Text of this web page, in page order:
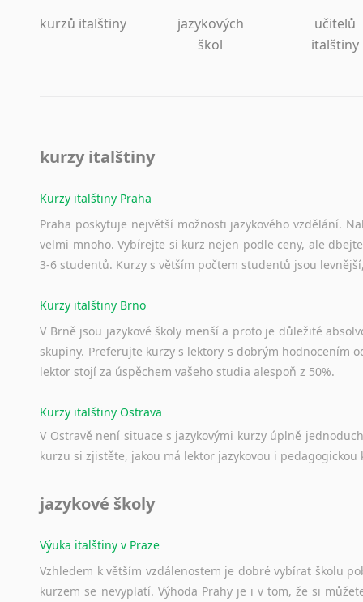
kurzů italštiny
jazykových
škol
učitelů
italštiny
kurzy italštiny
Kurzy italštiny Praha
Praha poskytuje největší možnosti jazykového vzdělání.
velmi mnoho. Vybírejte si kurz nejen podle ceny, ale
3-6 studentů. Kurzy s větším počtem studentů jsou
Kurzy italštiny Brno
V Brně jsou jazykové školy menší a proto je důležité
skupiny. Preferujte kurzy s lektory s dobrým hodnocením
lektor stojí za úspěchem vašeho studia alespoň z 50%.
Kurzy italštiny Ostrava
V Ostravě není situace s jazykovými kurzy úplně
kurzu si zjistěte, jakou má lektor jazykovou i pedagogickou
jazykové školy
Výuka italštiny v Praze
Vzhledem k větším vzdálenostem je dobré vybírat školu
kurzem se nevyplatí. Výhoda Prahy je i v tom, že si